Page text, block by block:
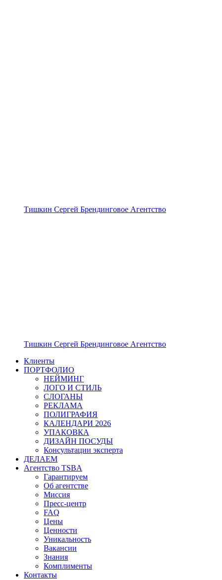
Тишкин Сергей Брендинговое Агентство
Тишкин Сергей Брендинговое Агентство
Клиенты
ПОРТФОЛИО
НЕЙМИНГ
ЛОГО И СТИЛЬ
СЛОГАНЫ
РЕКЛАМА
ПОЛИГРАФИЯ
КАЛЕНДАРИ 2026
УПАКОВКА
ДИЗАЙН ПОСУДЫ
Консультации эксперта
ДЕЛАЕМ
Агентство TSBA
Гарантируем
Об агентстве
Миссия
Пресс-центр
FAQ
Цены
Ценности
Уникальность
Вакансии
Знания
Комплименты
Контакты